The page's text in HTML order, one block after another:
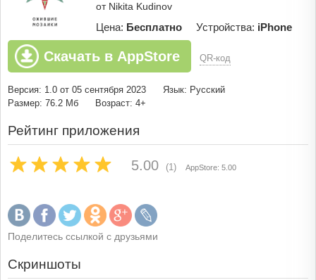
от Nikita Kudinov
Цена: Бесплатно Устройства: iPhone
Скачать в AppStore QR-код
Версия: 1.0 от 05 сентября 2023
Язык: Русский
Размер: 76.2 Мб
Возраст: 4+
Рейтинг приложения
5.00 (1) AppStore: 5.00
Поделитесь ссылкой с друзьями
Скриншоты